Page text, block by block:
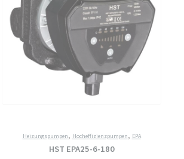
Heizungspumpen, Hocheffizienzpumpen, EPA
HST EPA25-6-180